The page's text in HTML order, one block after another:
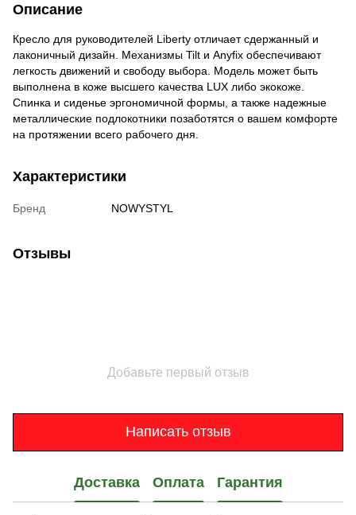
Описание
Кресло для руководителей Liberty отличает сдержанный и
лаконичный дизайн. Механизмы Tilt и Anyfix обеспечивают
легкость движений и свободу выбора. Модель может быть
выполнена в коже высшего качества LUX либо экокоже.
Спинка и сиденье эргономичной формы, а также надежные
металлические подлокотники позаботятся о вашем комфорте
на протяжении всего рабочего дня.
Характеристики
Бренд NOWYSTYL
Отзывы
Добавьте первый отзыв
Написать отзыв
Доставка Оплата Гарантия